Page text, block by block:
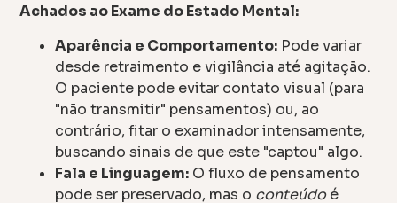
Achados ao Exame do Estado Mental:
Aparência e Comportamento: Pode variar
desde retraimento e vigilância até agitação.
O paciente pode evitar contato visual (para
"não transmitir" pensamentos) ou, ao
contrário, fitar o examinador intensamente,
buscando sinais de que este "captou" algo.
Fala e Linguagem: O fluxo de pensamento
pode ser preservado, mas o conteúdoé